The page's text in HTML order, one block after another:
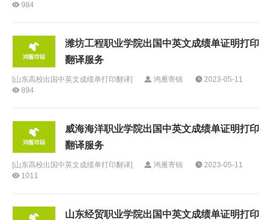
984
潍坊工程职业学院出国中英文成绩单证明打印
翻译服务
[山东高校出国中英文成绩单打印翻译] 鸿雁寄锦
2023-05-11
894
威海海洋职业学院出国中英文成绩单证明打印
翻译服务
[山东高校出国中英文成绩单打印翻译] 鸿雁寄锦
2023-05-11
1011
山东经贸职业学院出国中英文成绩单证明打印